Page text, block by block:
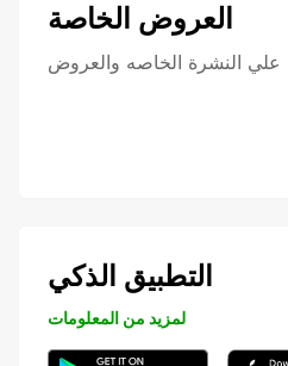
العروض الخاصة
علي النشرة الخاصه والعروض
التطبيق الذكي
لمزيد من المعلومات